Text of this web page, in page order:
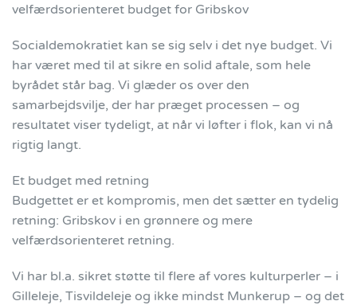
velfærdsorienteret budget for Gribskov
Socialdemokratiet kan se sig selv i det nye budget. Vi
har været med til at sikre en solid aftale, som hele
byrådet står bag. Vi glæder os over den
samarbejdsvilje, der har præget processen – og
resultatet viser tydeligt, at når vi løfter i flok, kan vi nå
rigtig langt.
Et budget med retning
Budgettet er et kompromis, men det sætter en tydelig
retning: Gribskov i en grønnere og mere
velfærdsorienteret retning.
Vi har bl.a. sikret støtte til flere af vores kulturperler – i
Gilleleje, Tisvildeleje og ikke mindst Munkerup – og det